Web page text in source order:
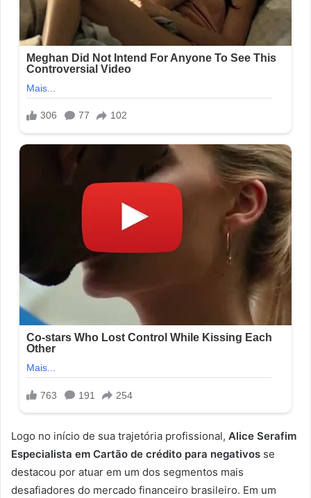
Logo no início de sua trajetória profissional, Alice Serafim
Especialista em Cartão de crédito para negativos se
destacou por atuar em um dos segmentos mais
desafiadores do mercado financeiro brasileiro. Em um